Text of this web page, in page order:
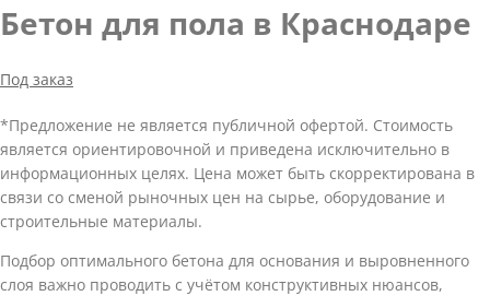
Бетон для пола в Краснодаре
Под заказ
*Предложение не является публичной офертой. Стоимость
является ориентировочной и приведена исключительно в
информационных целях. Цена может быть скорректирована в
связи со сменой рыночных цен на сырье, оборудование и
строительные материалы.
Подбор оптимального бетона для основания и выровненного
слоя важно проводить с учётом конструктивных нюансов,